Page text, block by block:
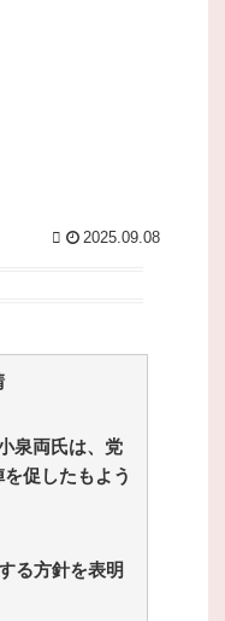
査】ワクチン
方に共通する要
ている / 5chまと
愛すぎて見入る
。本当です。
ないの？ / お
NEW! (8/7 03:00)
から」 / おまと
2025.09.08
泉両氏は、党
促したもよう
る方針を表明